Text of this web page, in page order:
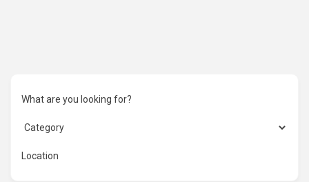
What are you looking for?
Location